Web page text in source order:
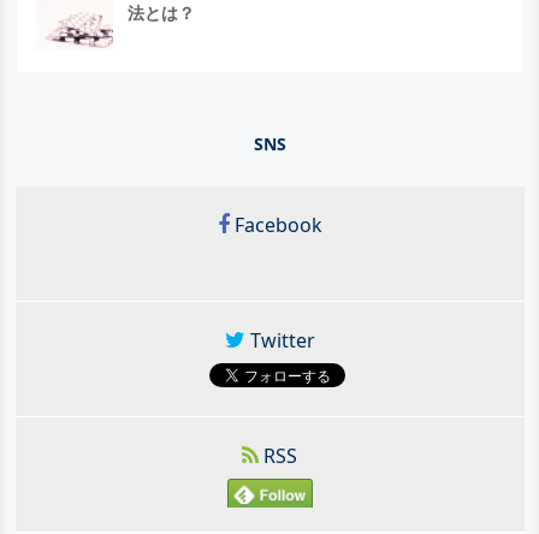
法とは？
SNS
Facebook
Twitter
RSS